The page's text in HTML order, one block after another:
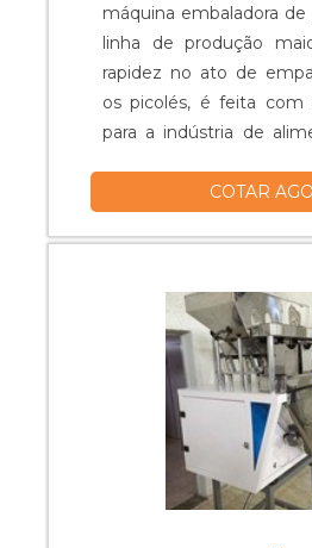
máquina embaladora
linha de produção
rapidez no ato de
os picolés, é feita com
para a indústria de
contaminação. A
o modo Flow Pack,
possibilitando ao produto
COTAR